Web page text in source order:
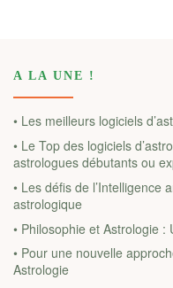
A LA UNE !
• Les meilleurs logiciels
• Le Top des logiciels
astrologues débutants ou
• Les défis de l’Intelligence
astrologique
• Philosophie et Astrologie
• Pour une nouvelle
Astrologie